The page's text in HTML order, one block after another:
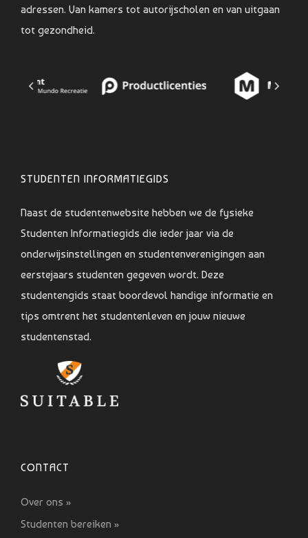
adressen. Van kamers tot autorijscholen en van uitgaan
tot gezondheid.
STUDENTEN INFORMATIEGIDS
Naast de studentenwebsite hebben we de fysieke
Studenten Informatiegids die ieder jaar via de
onderwijsinstellingen en studentenverenigingen aan
eerstejaars studenten gegeven wordt. Deze
studentengids staat boordevol handige informatie en
tips omtrent het studentenleven en jouw nieuwe
studentenstad.
CONTACT
Over ons »
Studenten bereiken »